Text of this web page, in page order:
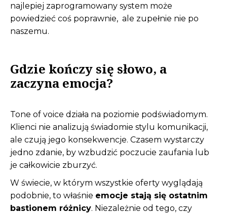
najlepiej zaprogramowany system może
powiedzieć coś poprawnie, ale zupełnie nie po
naszemu.
Gdzie kończy się słowo, a
zaczyna emocja?
Tone of voice działa na poziomie podświadomym.
Klienci nie analizują świadomie stylu komunikacji,
ale czują jego konsekwencje. Czasem wystarczy
jedno zdanie, by wzbudzić poczucie zaufania lub
je całkowicie zburzyć.
W świecie, w którym wszystkie oferty wyglądają
podobnie, to właśnie emocje stają się ostatnim
bastionem różnicy. Niezależnie od tego, czy